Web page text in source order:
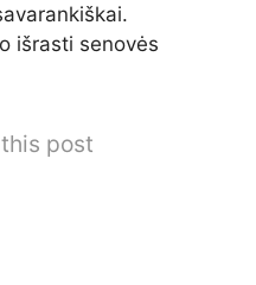
išrasti senovės
post